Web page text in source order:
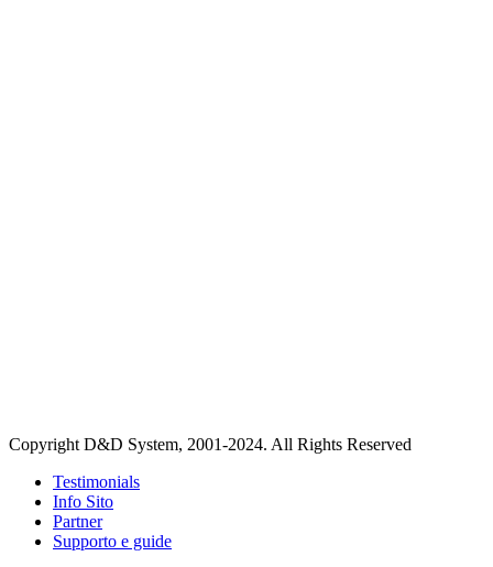
Copyright D&D System, 2001-2024. All Rights Reserved
Testimonials
Info Sito
Partner
Supporto e guide